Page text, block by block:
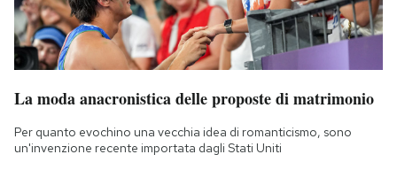
La moda anacronistica delle proposte di matrimonio
Per quanto evochino una vecchia idea di romanticismo, sono
un'invenzione recente importata dagli Stati Uniti